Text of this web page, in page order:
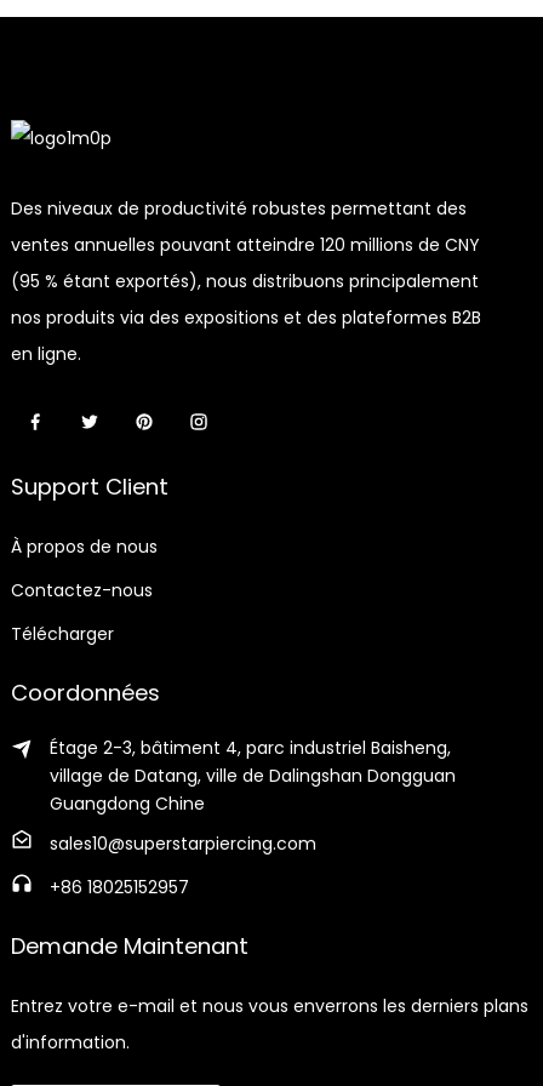
Des niveaux de productivité robustes permettant des
ventes annuelles pouvant atteindre 120 millions de CNY
(95 % étant exportés), nous distribuons principalement
nos produits via des expositions et des plateformes B2B
en ligne.
Support Client
À propos de nous
Contactez-nous
Télécharger
Coordonnées
Étage 2-3, bâtiment 4, parc industriel Baisheng,
village de Datang, ville de Dalingshan Dongguan
Guangdong Chine
sales10@superstarpiercing.com
+86 18025152957
Demande Maintenant
Entrez votre e-mail et nous vous enverrons les derniers plans
d'information.